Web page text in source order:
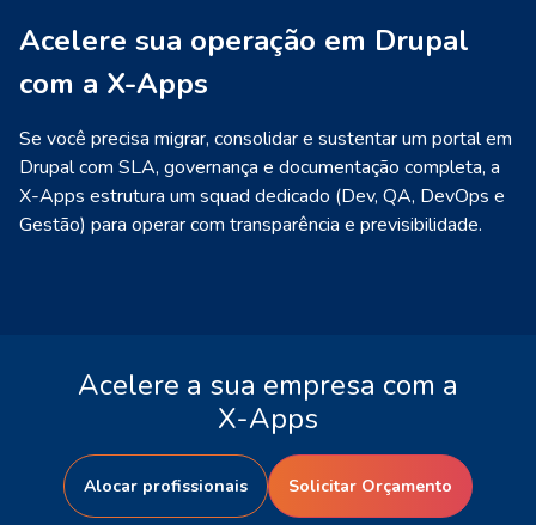
Acelere sua operação em Drupal
com a X-Apps
Se você precisa migrar, consolidar e sustentar um portal em
Drupal com SLA, governança e documentação completa, a
X-Apps estrutura um squad dedicado (Dev, QA, DevOps e
Gestão) para operar com transparência e previsibilidade.
Acelere a sua empresa com a
X-Apps
Alocar profissionais Solicitar Orçamento